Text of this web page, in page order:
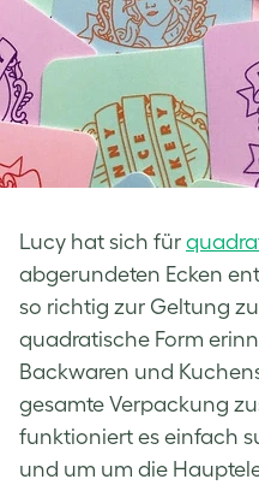
Lucy hat sich für
abgerundeten Ecken
so richtig zur Geltung
quadratische Form
Backwaren und
gesamte Verpackung
funktioniert es einfach
und um um die